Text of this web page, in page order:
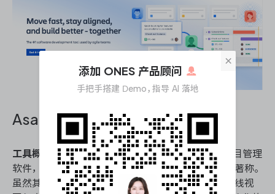
Asana
工具概况
：Asana作为一款全球广泛应用的通用型项目管理
软件，以其极简的交互设计和灵活的工作流构建能力著称。
虽然其原生基因偏向敏捷与轻量级协作，但通过时间线视
×
添加 ONES 产品顾问
手把手搭建 Demo，指导 AI 落地